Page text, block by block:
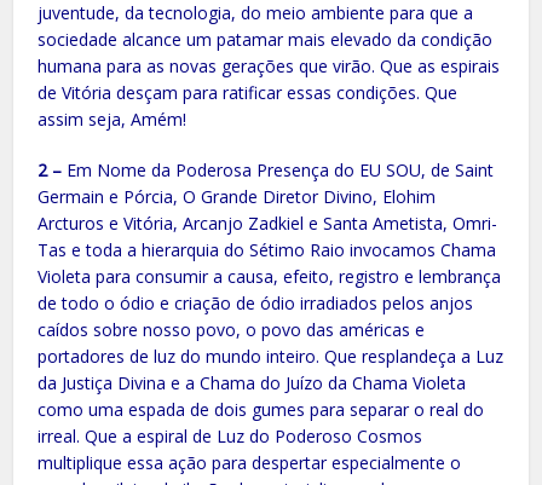
juventude, da tecnologia, do meio ambiente para que a
sociedade alcance um patamar mais elevado da condição
humana para as novas gerações que virão. Que as espirais
de Vitória desçam para ratificar essas condições. Que
assim seja, Amém!
2 – Em Nome da Poderosa Presença do EU SOU, de Saint
Germain e Pórcia, O Grande Diretor Divino, Elohim
Arcturos e Vitória, Arcanjo Zadkiel e Santa Ametista, Omri-
Tas e toda a hierarquia do Sétimo Raio invocamos Chama
Violeta para consumir a causa, efeito, registro e lembrança
de todo o ódio e criação de ódio irradiados pelos anjos
caídos sobre nosso povo, o povo das américas e
portadores de luz do mundo inteiro. Que resplandeça a Luz
da Justiça Divina e a Chama do Juízo da Chama Violeta
como uma espada de dois gumes para separar o real do
irreal. Que a espiral de Luz do Poderoso Cosmos
multiplique essa ação para despertar especialmente o